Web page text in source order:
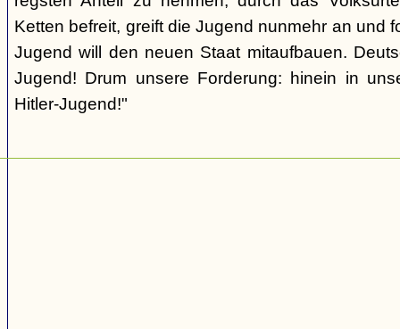
Ketten befreit, greift die Jugend nunmehr an und
Jugend will den neuen Staat mitaufbauen.
Jugend! Drum unsere Forderung: hinein in
Hitler-Jugend!"